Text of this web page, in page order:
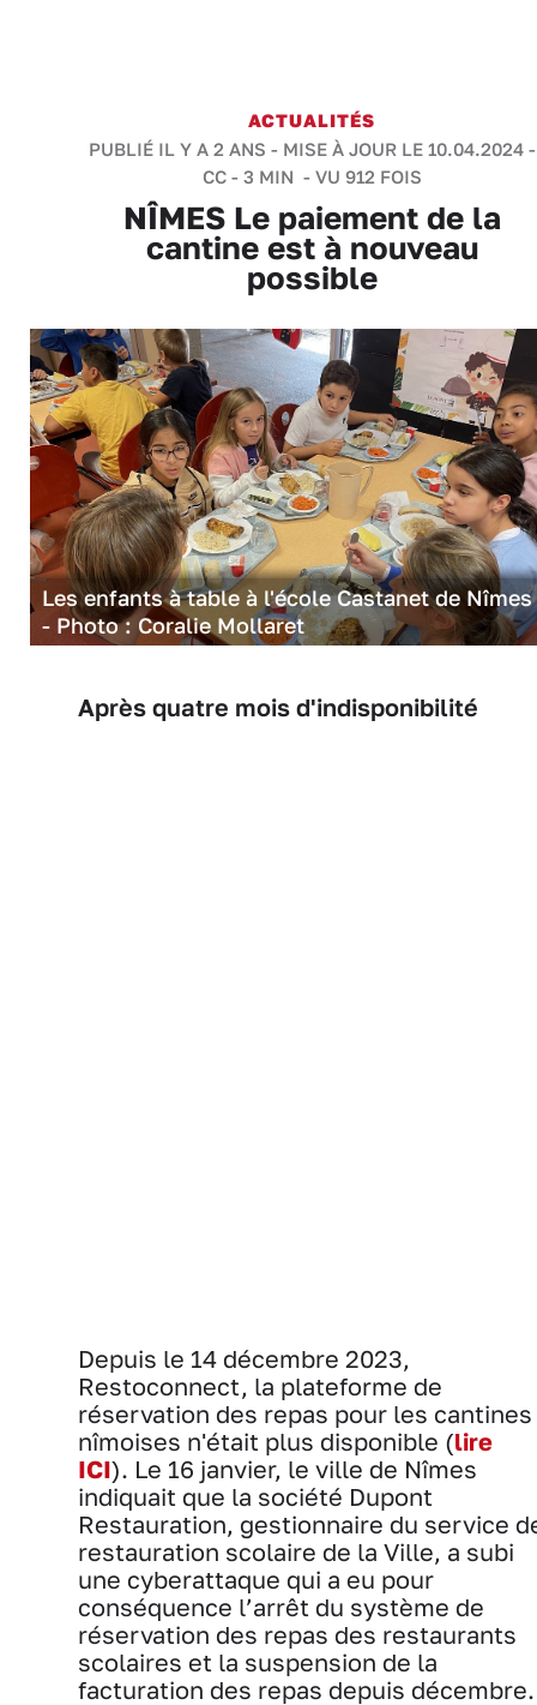
ACTUALITÉS
PUBLIÉ IL Y A 2 ANS - MISE À JOUR LE 10.04.2024 -
CC- 3 MIN - VU 912 FOIS
NÎMES Le paiement de la
cantine est à nouveau
possible
Les enfants à table à l'école Castanet de Nîmes
- Photo : Coralie Mollaret
Après quatre mois d'indisponibilité
Depuis le 14 décembre 2023,
Restoconnect, la plateforme de
réservation des repas pour les cantines
nîmoises n'était plus disponible (lire
ICI). Le 16 janvier, le ville de Nîmes
indiquait que la société Dupont
Restauration, gestionnaire du service
restauration scolaire de la Ville, a subi
une cyberattaque qui a eu pour
conséquence l’arrêt du système de
réservation des repas des restaurants
scolaires et la suspension de la
facturation des repas depuis décembre.